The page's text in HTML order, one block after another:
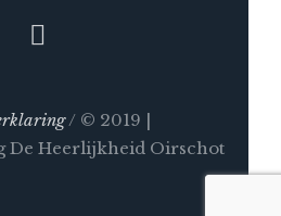
/ © 2019 |
De Heerlijkheid Oirschot